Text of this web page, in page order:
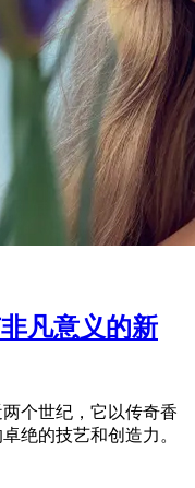
凡意义的新
个世纪，它以传奇香
绝的技艺和创造力。